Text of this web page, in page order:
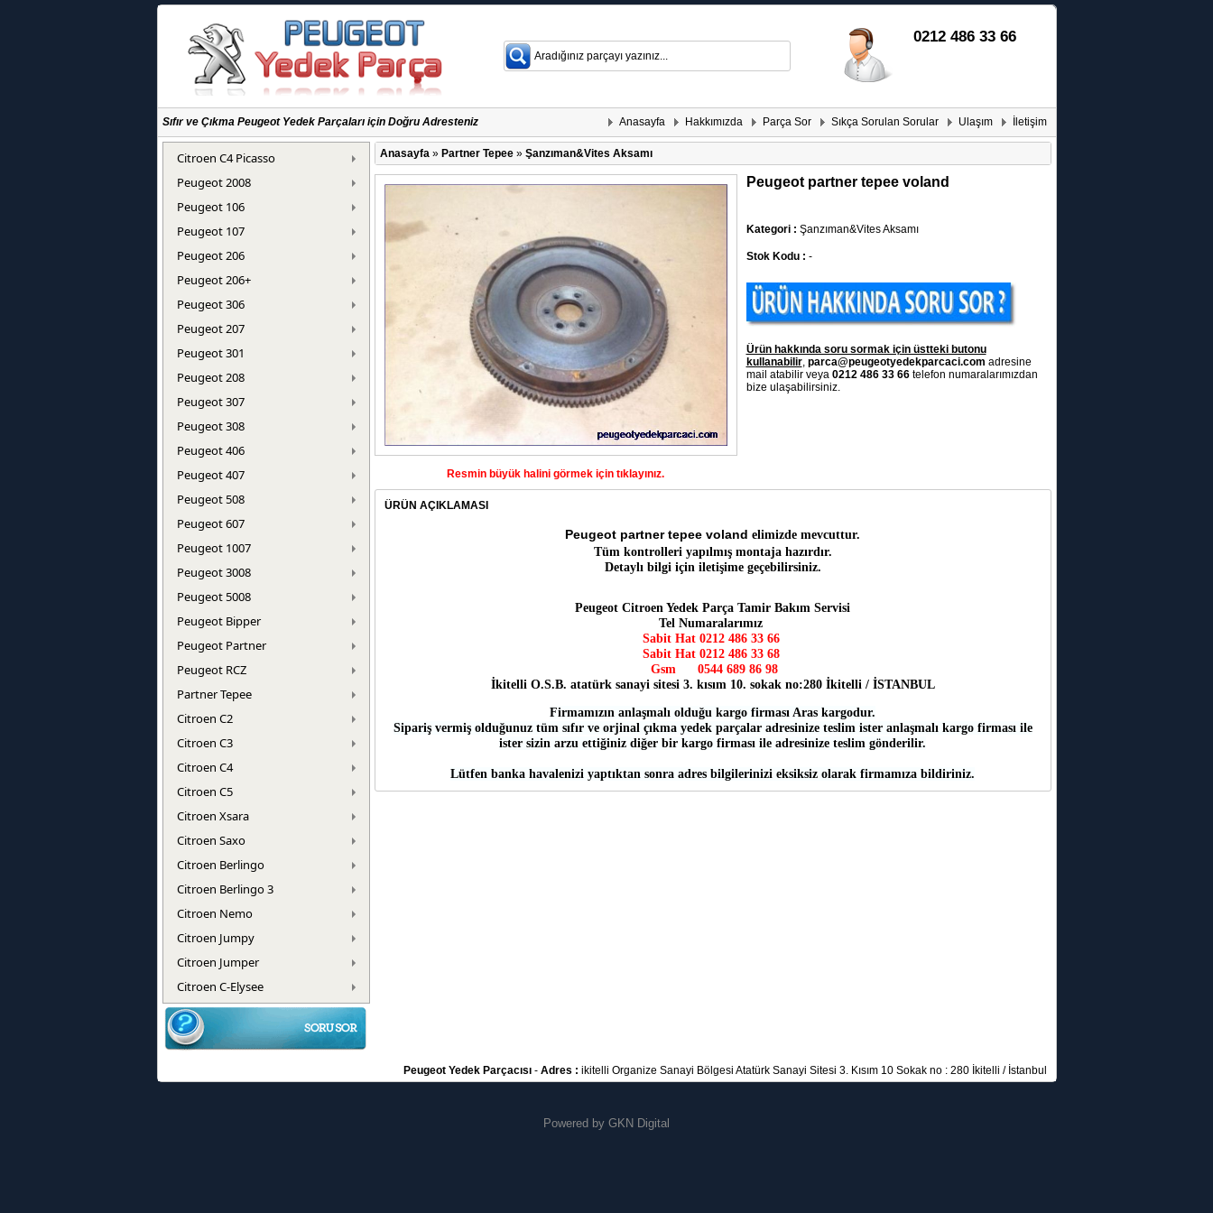
0212 486 33 66
Sıfır ve Çıkma Peugeot Yedek Parçaları için Doğru Adresteniz Anasayfa Hakkımızda Parça Sor Sıkça Sorulan Sorular Ulaşım İletişim
Citroen C4 Picasso
Peugeot 2008
Peugeot 106
Peugeot 107
Peugeot 206
Peugeot 206+
Peugeot 306
Peugeot 207
Peugeot 301
Peugeot 208
Peugeot 307
Peugeot 308
Peugeot 406
Peugeot 407
Peugeot 508
Peugeot 607
Peugeot 1007
Peugeot 3008
Peugeot 5008
Peugeot Bipper
Peugeot Partner
Peugeot RCZ
Partner Tepee
Citroen C2
Citroen C3
Citroen C4
Citroen C5
Citroen Xsara
Citroen Saxo
Citroen Berlingo
Citroen Berlingo 3
Citroen Nemo
Citroen Jumpy
Citroen Jumper
Citroen C-Elysee
Anasayfa» Partner Tepee» Şanzıman&Vites Aksamı
Resmin büyük halini görmek için tıklayınız.
Peugeot partner tepee voland
Kategori : Şanzıman&Vites Aksamı
Stok Kodu : -
Ürün hakkında soru sormak için üstteki butonu
kullanabilir, parca@peugeotyedekparcaci.com adresine
mail atabilir veya 0212 486 33 66telefon numaralarımızdan
bize ulaşabilirsiniz.
ÜRÜN AÇIKLAMASI
Peugeot partner tepee voland elimizde mevcuttur.
Tüm kontrolleri yapılmış montaja hazırdır.
Detaylı bilgi için iletişime geçebilirsiniz.
Peugeot Citroen Yedek Parça Tamir Bakım Servisi
Tel Numaralarımız
Sabit Hat 0212 486 33 66
Sabit Hat 0212 486 33 68
Gsm 0544 689 86 98
İkitelli O.S.B. atatürk sanayi sitesi 3. kısım 10. sokak no:280 İkitelli / İSTANBUL
Firmamızın anlaşmalı olduğu kargo firması Aras kargodur.
Sipariş vermiş olduğunuz tüm sıfır ve orjinal çıkma yedek parçalar adresinize teslim ister anlaşmalı kargo firması ile
ister sizin arzu ettiğiniz diğer bir kargo firması ile adresinize teslim gönderilir.
Lütfen banka havalenizi yaptıktan sonra adres bilgilerinizi eksiksiz olarak firmamıza bildiriniz.
Peugeot Yedek Parçacısı- Adres : ikitelli Organize Sanayi Bölgesi Atatürk Sanayi Sitesi 3. Kısım 10 Sokak no : 280 İkitelli / İstanbul
Powered by GKN Digital